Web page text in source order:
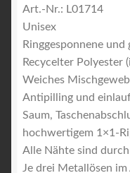
Art.-Nr.: L01714
Unisex
Ringgesponnene
Recycelter Polyester
Weiches
Antipilling und
Saum,
hochwertigem 1×1-
Alle Nähte sind
Je drei Metallösen